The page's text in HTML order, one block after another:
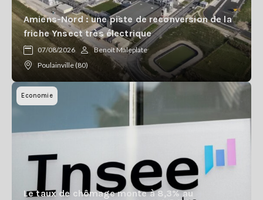
Amiens-Nord : une piste de reconversion de la
friche Ynsect très électrique
07/08/2026
Benoît Maleplate
Poulainville (80)
Economie
Le taux de chômage monte à 8,3% au